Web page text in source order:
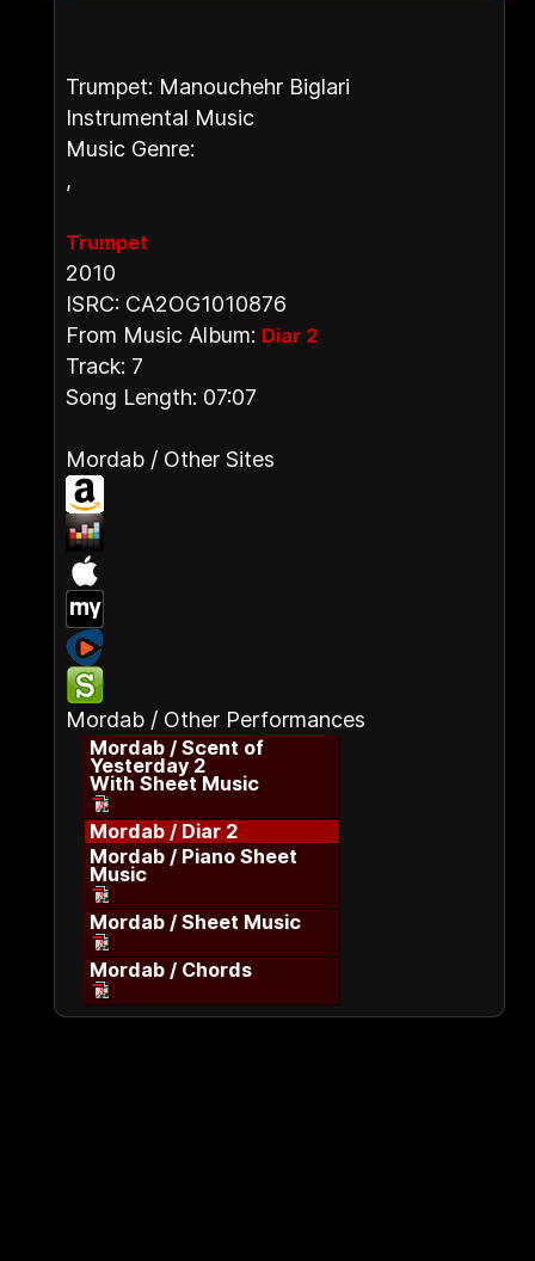
Trumpet: Manouchehr Biglari
Instrumental Music
Music Genre:
,
Trumpet
2010
ISRC: CA2OG1010876
From Music Album: Diar 2
Track: 7
Song Length: 07:07
Mordab / Other Sites
Mordab / Other Performances
Mordab / Scent of
Yesterday 2
With Sheet Music
Mordab / Diar 2
Mordab / Piano Sheet
Music
Mordab / Sheet Music
Mordab / Chords